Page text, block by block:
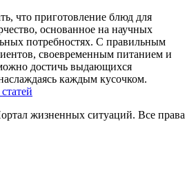
что приготовление блюд для
основанное на научных
потребностях. С правильным
своевременным питанием и
достичь выдающихся
каждым кусочком.
жизненных ситуаций. Все права